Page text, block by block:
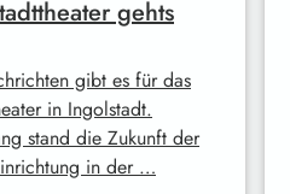
gehts
gibt es für das
in Ingolstadt.
stand die Zukunft der
in der …